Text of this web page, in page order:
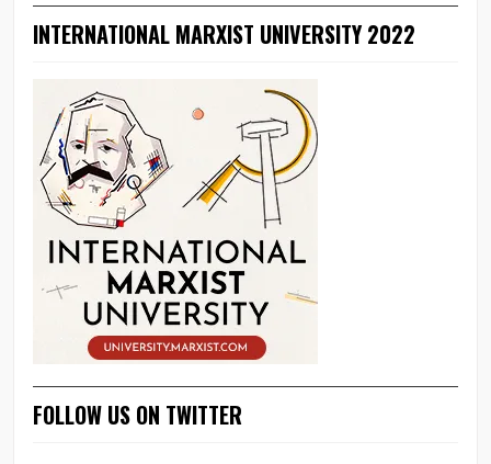
INTERNATIONAL MARXIST UNIVERSITY 2022
FOLLOW US ON TWITTER